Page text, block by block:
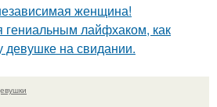
женщина!
гениальным лайфхаком, как
девушке на свидании.